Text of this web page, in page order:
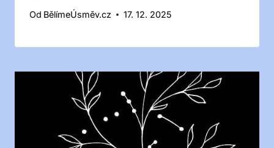
Od BělímeÚsměv.cz 17. 12. 2025